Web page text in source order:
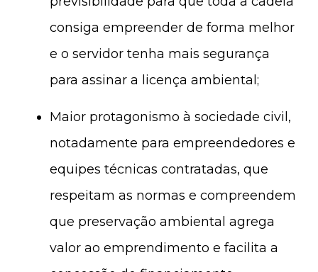
consiga empreender de forma melhor
e o servidor tenha mais segurança
para assinar a licença ambiental;
Maior protagonismo à sociedade civil,
notadamente para empreendedores e
equipes técnicas contratadas, que
respeitam as normas e compreendem
que preservação ambiental agrega
valor ao emprendimento e facilita a